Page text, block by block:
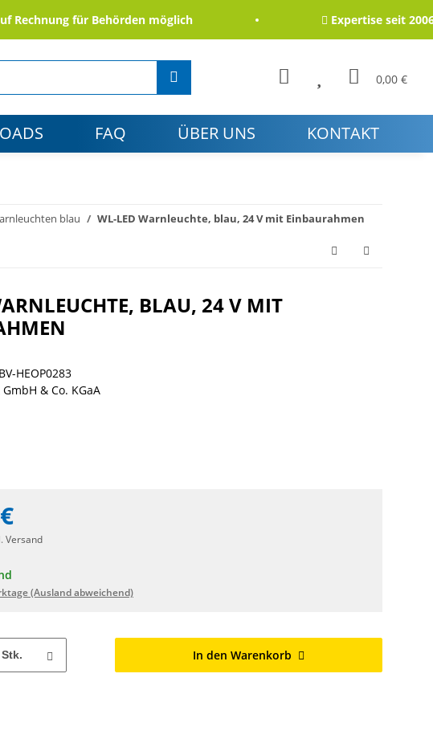
für Behörden möglich Expertise seit 2006
0,00 €
FAQ ÜBER UNS KONTAKT
blau WL-LED Warnleuchte, blau, 24 V mit Einbaurahmen
BLAU, 24 V MIT
BV-HEOP0283
GmbH & Co. KGaA
Versand
(Ausland abweichend)
Stk. In den Warenkorb